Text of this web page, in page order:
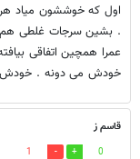
اول که خوششون میاد هر
. بشین سرجات غلطی هم
عمرا همچین اتفاقی
خودش می دونه . خودش
قاسم ز
0
1